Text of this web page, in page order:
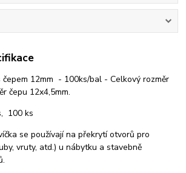
čepem 12mm - 100ks/bal - Celkový rozměr
čepu 12x4,5mm.
100 ks
se používají na překrytí otvorů pro
vruty, atd.) u nábytku a stavebně